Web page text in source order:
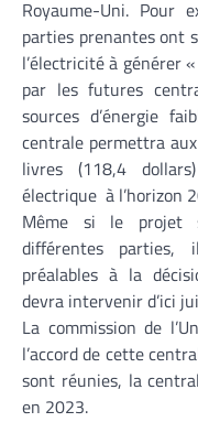
Royaume-Uni. Pour
parties prenantes ont
l’électricité à générer
par les futures
sources d’énergie
centrale permettra
livres (118,4
électrique à l’horizon
Même si le projet
différentes parties,
préalables à la
devra intervenir d’ici
La commission de
l’accord de cette
sont réunies, la
en 2023.